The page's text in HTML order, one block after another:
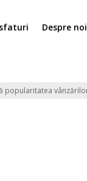
Despre noi